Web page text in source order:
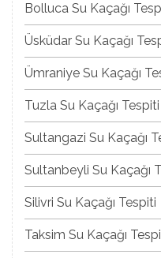
Bolluca Su Kaçağı
Üsküdar Su Kaçağı
Ümraniye Su Kaçağı
Tuzla Su Kaçağı Tespiti
Sultangazi Su Kaçağı
Sultanbeyli Su Kaçağı
Silivri Su Kaçağı Tespiti
Taksim Su Kaçağı